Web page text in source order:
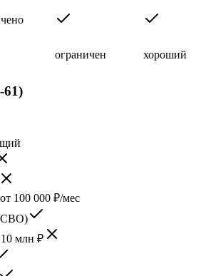
ограничен хороший
от 100 000 ₽/мес
СВО)
млн ₽